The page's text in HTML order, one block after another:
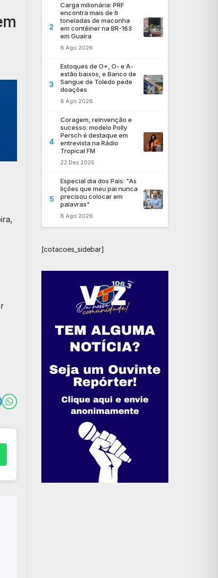
2
Carga milionária: PRF
encontra mais de 6
toneladas de maconha
em contêiner na BR-163
em Guaíra
8 Ago 2026
3
Estoques de O+, O- e A-
estão baixos, e Banco de
Sangue de Toledo pede
doações
8 Ago 2026
4
Coragem, reinvenção e
sucesso: modelo Polly
Persch é destaque em
entrevista na Rádio
Tropical FM
22 Dez 2025
5
Especial dia dos Pais: "As
lições que meu pai nunca
precisou colocar em
palavras"
8 Ago 2026
[cotacoes_sidebar]